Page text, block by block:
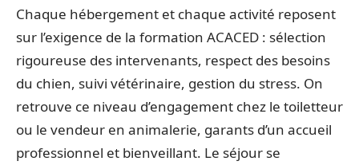
Chaque hébergement et chaque activité reposent
sur l’exigence de la formation ACACED : sélection
rigoureuse des intervenants, respect des besoins
du chien, suivi vétérinaire, gestion du stress. On
retrouve ce niveau d’engagement chez le toiletteur
ou le vendeur en animalerie, garants d’un accueil
professionnel et bienveillant. Le séjour se